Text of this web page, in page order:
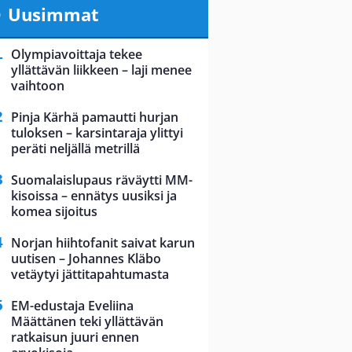
Uusimmat
Olympiavoittaja tekee
yllättävän liikkeen – laji menee
vaihtoon
Pinja Kärhä pamautti hurjan
tuloksen – karsintaraja ylittyi
peräti neljällä metrillä
Suomalaislupaus räväytti MM-
kisoissa – ennätys uusiksi ja
komea sijoitus
Norjan hiihtofanit saivat karun
uutisen – Johannes Kläbo
vetäytyi jättitapahtumasta
EM-edustaja Eveliina
Määttänen teki yllättävän
ratkaisun juuri ennen